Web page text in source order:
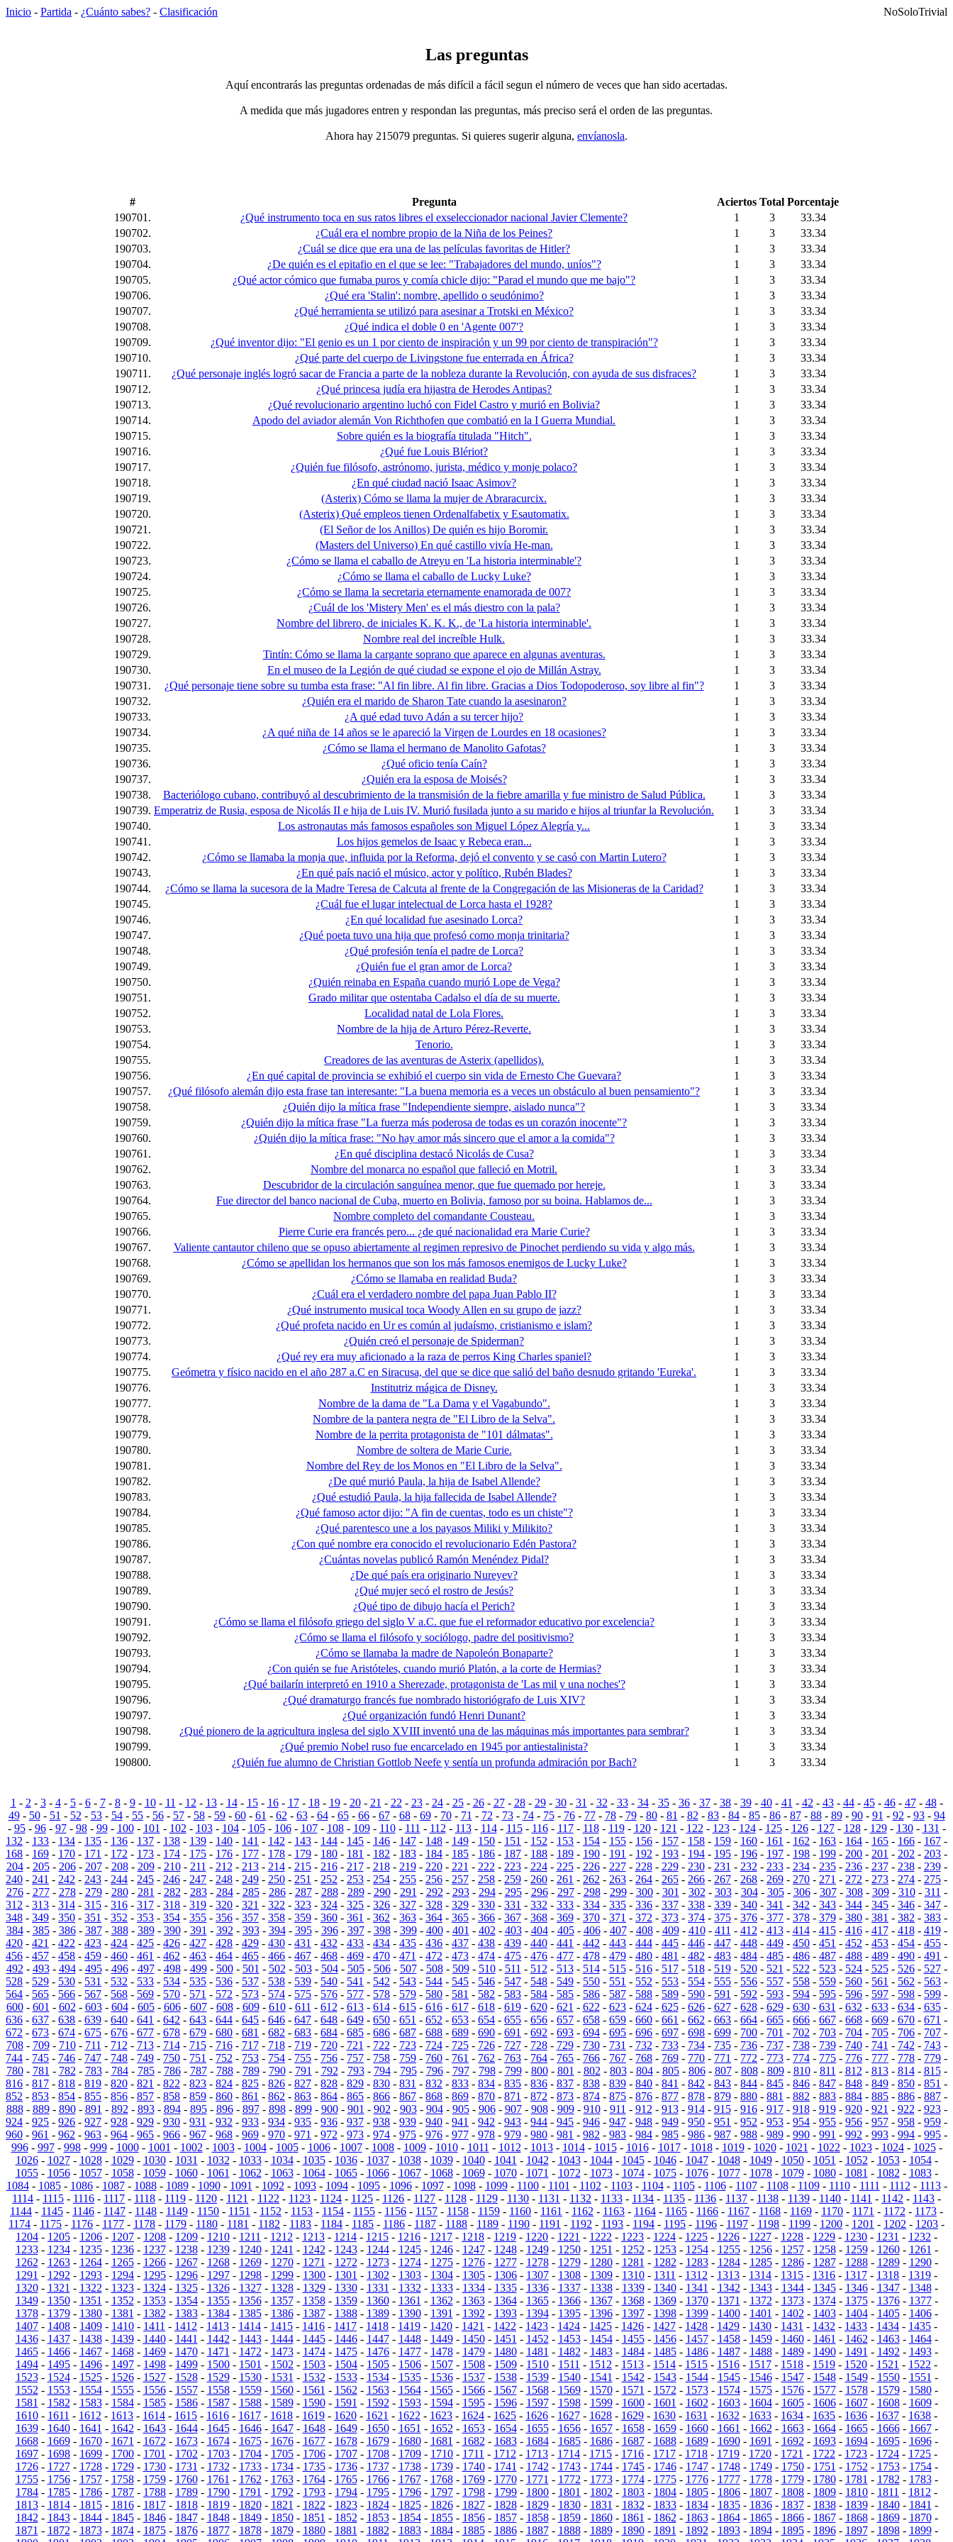
Inicio - Partida - ¿Cuánto sabes? - Clasificación NoSoloTrivial
Las preguntas
Aquí encontrarás las preguntas ordenadas de más difícil a fácil segun el número de veces que han sido acertadas.
A medida que más jugadores entren y respondan las preguntas, más preciso será el orden de las preguntas.
Ahora hay 215079 preguntas. Si quieres sugerir alguna, envíanosla.
# Pregunta Aciertos Total Porcentaje
190701.
¿Qué instrumento toca en sus ratos libres el exseleccionador nacional Javier Clemente? 1 3
33.34
190702.
¿Cuál era el nombre propio de la Niña de los Peines? 1 3
33.34
190703.
¿Cuál se dice que era una de las películas favoritas de Hitler? 1 3
33.34
190704.
¿De quién es el epitafio en el que se lee: "Trabajadores del mundo, uníos"? 1 3
33.34
190705.
¿Qué actor cómico que fumaba puros y comía chicle dijo: "Parad el mundo que me bajo"? 1 3
33.34
190706.
¿Qué era 'Stalin': nombre, apellido o seudónimo? 1 3
33.34
190707.
¿Qué herramienta se utilizó para asesinar a Trotski en México? 1 3
33.34
190708.
¿Qué indica el doble 0 en 'Agente 007'? 1 3
33.34
190709.
¿Qué inventor dijo: "El genio es un 1 por ciento de inspiración y un 99 por ciento de transpiración"? 1 3
33.34
190710.
¿Qué parte del cuerpo de Livingstone fue enterrada en África? 1 3
33.34
190711.
¿Qué personaje inglés logró sacar de Francia a parte de la nobleza durante la Revolución, con ayuda de sus disfraces? 1 3
33.34
190712.
¿Qué princesa judía era hijastra de Herodes Antipas? 1 3
33.34
190713.
¿Qué revolucionario argentino luchó con Fidel Castro y murió en Bolivia? 1 3
33.34
190714.
Apodo del aviador alemán Von Richthofen que combatió en la I Guerra Mundial. 1 3
33.34
190715.
Sobre quién es la biografía titulada "Hitch". 1 3
33.34
190716.
¿Qué fue Louis Blériot? 1 3
33.34
190717.
¿Quién fue filósofo, astrónomo, jurista, médico y monje polaco? 1 3
33.34
190718.
¿En qué ciudad nació Isaac Asimov? 1 3
33.34
190719.
(Asterix) Cómo se llama la mujer de Abraracurcix. 1 3
33.34
190720.
(Asterix) Qué empleos tienen Ordenalfabetix y Esautomatix. 1 3
33.34
190721.
(El Señor de los Anillos) De quién es hijo Boromir. 1 3
33.34
190722.
(Masters del Universo) En qué castillo vivía He-man. 1 3
33.34
190723.
¿Cómo se llama el caballo de Atreyu en 'La historia interminable'? 1 3
33.34
190724.
¿Cómo se llama el caballo de Lucky Luke? 1 3
33.34
190725.
¿Cómo se llama la secretaria eternamente enamorada de 007? 1 3
33.34
190726.
¿Cuál de los 'Mistery Men' es el más diestro con la pala? 1 3
33.34
190727.
Nombre del librero, de iniciales K. K. K., de 'La historia interminable'. 1 3
33.34
190728.
Nombre real del increíble Hulk. 1 3
33.34
190729.
Tintín: Cómo se llama la cargante soprano que aparece en algunas aventuras. 1 3
33.34
190730.
En el museo de la Legión de qué ciudad se expone el ojo de Millán Astray. 1 3
33.34
190731.
¿Qué personaje tiene sobre su tumba esta frase: "Al fin libre. Al fin libre. Gracias a Dios Todopoderoso, soy libre al fin"? 1 3
33.34
190732.
¿Quién era el marido de Sharon Tate cuando la asesinaron? 1 3
33.34
190733.
¿A qué edad tuvo Adán a su tercer hijo? 1 3
33.34
190734.
¿A qué niña de 14 años se le apareció la Virgen de Lourdes en 18 ocasiones? 1 3
33.34
190735.
¿Cómo se llama el hermano de Manolito Gafotas? 1 3
33.34
190736.
¿Qué oficio tenía Caín? 1 3
33.34
190737.
¿Quién era la esposa de Moisés? 1 3
33.34
190738.
Bacteriólogo cubano, contribuyó al descubrimiento de la transmisión de la fiebre amarilla y fue ministro de Salud Pública. 1 3
33.34
190739. Emperatriz de Rusia, esposa de Nicolás II e hija de Luis IV. Murió fusilada junto a su marido e hijos al triunfar la Revolución. 1 3
33.34
190740.
Los astronautas más famosos españoles son Miguel López Alegría y... 1 3
33.34
190741.
Los hijos gemelos de Isaac y Rebeca eran... 1 3
33.34
190742.
¿Cómo se llamaba la monja que, influida por la Reforma, dejó el convento y se casó con Martin Lutero? 1 3
33.34
190743.
¿En qué país nació el músico, actor y político, Rubén Blades? 1 3
33.34
190744.
¿Cómo se llama la sucesora de la Madre Teresa de Calcuta al frente de la Congregación de las Misioneras de la Caridad? 1 3
33.34
190745.
¿Cuál fue el lugar intelectual de Lorca hasta el 1928? 1 3
33.34
190746.
¿En qué localidad fue asesinado Lorca? 1 3
33.34
190747.
¿Qué poeta tuvo una hija que profesó como monja trinitaria? 1 3
33.34
190748.
¿Qué profesión tenía el padre de Lorca? 1 3
33.34
190749.
¿Quién fue el gran amor de Lorca? 1 3
33.34
190750.
¿Quién reinaba en España cuando murió Lope de Vega? 1 3
33.34
190751.
Grado militar que ostentaba Cadalso el día de su muerte. 1 3
33.34
190752.
Localidad natal de Lola Flores. 1 3
33.34
190753.
Nombre de la hija de Arturo Pérez-Reverte. 1 3
33.34
190754.
Tenorio. 1 3
33.34
190755.
Creadores de las aventuras de Asterix (apellidos). 1 3
33.34
190756.
¿En qué capital de provincia se exhibió el cuerpo sin vida de Ernesto Che Guevara? 1 3
33.34
190757.
¿Qué filósofo alemán dijo esta frase tan interesante: "La buena memoria es a veces un obstáculo al buen pensamiento"? 1 3
33.34
190758.
¿Quién dijo la mítica frase "Independiente siempre, aislado nunca"? 1 3
33.34
190759.
¿Quién dijo la mítica frase "La fuerza más poderosa de todas es un corazón inocente"? 1 3
33.34
190760.
¿Quién dijo la mítica frase: "No hay amor más sincero que el amor a la comida"? 1 3
33.34
190761.
¿En qué disciplina destacó Nicolás de Cusa? 1 3
33.34
190762.
Nombre del monarca no español que falleció en Motril. 1 3
33.34
190763.
Descubridor de la circulación sanguínea menor, que fue quemado por hereje. 1 3
33.34
190764.
Fue director del banco nacional de Cuba, muerto en Bolivia, famoso por su boina. Hablamos de... 1 3
33.34
190765.
Nombre completo del comandante Cousteau. 1 3
33.34
190766.
Pierre Curie era francés pero... ¿de qué nacionalidad era Marie Curie? 1 3
33.34
190767.
Valiente cantautor chileno que se opuso abiertamente al regimen represivo de Pinochet perdiendo su vida y algo más. 1 3
33.34
190768.
¿Cómo se apellidan los hermanos que son los más famosos enemigos de Lucky Luke? 1 3
33.34
190769.
¿Cómo se llamaba en realidad Buda? 1 3
33.34
190770.
¿Cuál era el verdadero nombre del papa Juan Pablo II? 1 3
33.34
190771.
¿Qué instrumento musical toca Woody Allen en su grupo de jazz? 1 3
33.34
190772.
¿Qué profeta nacido en Ur es común al judaísmo, cristianismo e islam? 1 3
33.34
190773.
¿Quién creó el personaje de Spiderman? 1 3
33.34
190774.
¿Qué rey era muy aficionado a la raza de perros King Charles spaniel? 1 3
33.34
190775.
Geómetra y físico nacido en el año 287 a.C en Siracusa, del que se dice que salió del baño desnudo gritando 'Eureka'. 1 3
33.34
190776.
Institutriz mágica de Disney. 1 3
33.34
190777.
Nombre de la dama de "La Dama y el Vagabundo". 1 3
33.34
190778.
Nombre de la pantera negra de "El Libro de la Selva". 1 3
33.34
190779.
Nombre de la perrita protagonista de "101 dálmatas". 1 3
33.34
190780.
Nombre de soltera de Marie Curie. 1 3
33.34
190781.
Nombre del Rey de los Monos en "El Libro de la Selva". 1 3
33.34
190782.
¿De qué murió Paula, la hija de Isabel Allende? 1 3
33.34
190783.
¿Qué estudió Paula, la hija fallecida de Isabel Allende? 1 3
33.34
190784.
¿Qué famoso actor dijo: "A fin de cuentas, todo es un chiste"? 1 3
33.34
190785.
¿Qué parentesco une a los payasos Miliki y Milikito? 1 3
33.34
190786.
¿Con qué nombre era conocido el revolucionario Edén Pastora? 1 3
33.34
190787.
¿Cuántas novelas publicó Ramón Menéndez Pidal? 1 3
33.34
190788.
¿De qué país era originario Nureyev? 1 3
33.34
190789.
¿Qué mujer secó el rostro de Jesús? 1 3
33.34
190790.
¿Qué tipo de dibujo hacía el Perich? 1 3
33.34
190791.
¿Cómo se llama el filósofo griego del siglo V a.C. que fue el reformador educativo por excelencia? 1 3
33.34
190792.
¿Cómo se llama el filósofo y sociólogo, padre del positivismo? 1 3
33.34
190793.
¿Cómo se llamaba la madre de Napoleón Bonaparte? 1 3
33.34
190794.
¿Con quién se fue Aristóteles, cuando murió Platón, a la corte de Hermias? 1 3
33.34
190795.
¿Qué bailarín interpretó en 1910 a Sherezade, protagonista de 'Las mil y una noches'? 1 3
33.34
190796.
¿Qué dramaturgo francés fue nombrado historiógrafo de Luis XIV? 1 3
33.34
190797.
¿Qué organización fundó Henri Dunant? 1 3
33.34
190798.
¿Qué pionero de la agricultura inglesa del siglo XVIII inventó una de las máquinas más importantes para sembrar? 1 3
33.34
190799.
¿Qué premio Nobel ruso fue encarcelado en 1945 por antiestalinista? 1 3
33.34
190800.
¿Quién fue alumno de Christian Gottlob Neefe y sentía un profunda admiración por Bach? 1 3 33.34
1 - 2 - 3- 4- 5- 6- 7- 8- 9- 10- 11 - 12 - 13- 14- 15- 16- 17- 18- 19- 20- 21 - 22 - 23- 24- 25- 26- 27- 28- 29- 30- 31 - 32 - 33- 34- 35- 36- 37- 38- 39- 40- 41 - 42 - 43- 44- 45- 46- 47- 48-
49- 50- 51 - 52 - 53- 54- 55- 56- 57- 58- 59- 60- 61 - 62 - 63- 64- 65- 66- 67- 68- 69- 70- 71 - 72 - 73- 74- 75- 76- 77- 78- 79- 80- 81 - 82 - 83- 84- 85- 86- 87- 88- 89- 90- 91 - 92 - 93- 94
- 95- 96- 97- 98- 99- 100- 101 - 102 - 103- 104- 105- 106- 107- 108- 109- 110- 111 - 112 - 113- 114- 115- 116- 117- 118- 119- 120- 121 - 122 - 123- 124- 125- 126- 127- 128- 129- 130- 131 -
132 - 133 - 134 - 135 - 136 - 137 - 138 - 139 - 140 - 141 - 142 - 143 - 144 - 145 - 146 - 147 - 148 - 149 - 150 - 151 - 152 - 153 - 154 - 155 - 156 - 157 - 158 - 159 - 160 - 161 - 162 - 163 - 164 - 165 - 166 - 167 -
168 - 169 - 170 - 171 - 172 - 173 - 174 - 175 - 176 - 177 - 178 - 179 - 180 - 181 - 182 - 183 - 184 - 185 - 186 - 187 - 188 - 189 - 190 - 191 - 192 - 193 - 194 - 195 - 196 - 197 - 198 - 199 - 200 - 201 - 202 - 203 -
204- 205- 206- 207- 208- 209- 210- 211 - 212 - 213- 214- 215- 216- 217- 218- 219- 220- 221 - 222 - 223- 224- 225- 226- 227- 228- 229- 230- 231 - 232 - 233- 234- 235- 236- 237- 238- 239-
240 - 241 - 242 - 243 - 244 - 245 - 246 - 247 - 248 - 249 - 250 - 251 - 252 - 253 - 254 - 255 - 256 - 257 - 258 - 259 - 260 - 261 - 262 - 263 - 264 - 265 - 266 - 267 - 268 - 269 - 270 - 271 - 272 - 273 - 274 - 275 -
276- 277- 278- 279- 280- 281 - 282 - 283- 284- 285- 286- 287- 288- 289- 290- 291 - 292 - 293- 294- 295- 296- 297- 298- 299- 300- 301 - 302 - 303- 304- 305- 306- 307- 308- 309- 310- 311 -
312 - 313 - 314 - 315 - 316 - 317 - 318 - 319 - 320 - 321 - 322 - 323 - 324 - 325 - 326 - 327 - 328 - 329 - 330 - 331 - 332 - 333 - 334 - 335 - 336 - 337 - 338 - 339 - 340 - 341 - 342 - 343 - 344 - 345 - 346 - 347 -
348 - 349 - 350 - 351 - 352 - 353 - 354 - 355 - 356 - 357 - 358 - 359 - 360 - 361 - 362 - 363 - 364 - 365 - 366 - 367 - 368 - 369 - 370 - 371 - 372 - 373 - 374 - 375 - 376 - 377 - 378 - 379 - 380 - 381 - 382 - 383 -
384- 385- 386- 387- 388- 389- 390- 391 - 392 - 393- 394- 395- 396- 397- 398- 399- 400- 401 - 402 - 403- 404- 405- 406- 407- 408- 409- 410- 411 - 412 - 413- 414- 415- 416- 417- 418- 419-
420 - 421 - 422 - 423 - 424 - 425 - 426 - 427 - 428 - 429 - 430 - 431 - 432 - 433 - 434 - 435 - 436 - 437 - 438 - 439 - 440 - 441 - 442 - 443 - 444 - 445 - 446 - 447 - 448 - 449 - 450 - 451 - 452 - 453 - 454 - 455 -
456 - 457 - 458 - 459 - 460 - 461 - 462 - 463 - 464 - 465 - 466 - 467 - 468 - 469 - 470 - 471 - 472 - 473 - 474 - 475 - 476 - 477 - 478 - 479 - 480 - 481 - 482 - 483 - 484 - 485 - 486 - 487 - 488 - 489 - 490 - 491 -
492 - 493- 494- 495- 496- 497- 498- 499- 500- 501 - 502 - 503- 504- 505- 506- 507- 508- 509- 510- 511 - 512 - 513- 514- 515- 516- 517- 518- 519- 520- 521 - 522 - 523- 524- 525- 526- 527-
528 - 529 - 530 - 531 - 532 - 533 - 534 - 535 - 536 - 537 - 538 - 539 - 540 - 541 - 542 - 543 - 544 - 545 - 546 - 547 - 548 - 549 - 550 - 551 - 552 - 553 - 554 - 555 - 556 - 557 - 558 - 559 - 560 - 561 - 562 - 563 -
564 - 565 - 566 - 567 - 568 - 569 - 570 - 571 - 572 - 573 - 574 - 575 - 576 - 577 - 578 - 579 - 580 - 581 - 582 - 583 - 584 - 585 - 586 - 587 - 588 - 589 - 590 - 591 - 592 - 593 - 594 - 595 - 596 - 597 - 598 - 599 -
600- 601 - 602 - 603- 604- 605- 606- 607- 608- 609- 610- 611 - 612 - 613- 614- 615- 616- 617- 618- 619- 620- 621 - 622 - 623- 624- 625- 626- 627- 628- 629- 630- 631 - 632 - 633- 634- 635-
636 - 637 - 638 - 639 - 640 - 641 - 642 - 643 - 644 - 645 - 646 - 647 - 648 - 649 - 650 - 651 - 652 - 653 - 654 - 655 - 656 - 657 - 658 - 659 - 660 - 661 - 662 - 663 - 664 - 665 - 666 - 667 - 668 - 669 - 670 - 671 -
672 - 673 - 674 - 675 - 676 - 677 - 678 - 679 - 680 - 681 - 682 - 683 - 684 - 685 - 686 - 687 - 688 - 689 - 690 - 691 - 692 - 693 - 694 - 695 - 696 - 697 - 698 - 699 - 700 - 701 - 702 - 703 - 704 - 705 - 706 - 707 -
708- 709- 710- 711 - 712 - 713- 714- 715- 716- 717- 718- 719- 720- 721 - 722 - 723- 724- 725- 726- 727- 728- 729- 730- 731 - 732 - 733- 734- 735- 736- 737- 738- 739- 740- 741 - 742 - 743-
744 - 745 - 746 - 747 - 748 - 749 - 750 - 751 - 752 - 753 - 754 - 755 - 756 - 757 - 758 - 759 - 760 - 761 - 762 - 763 - 764 - 765 - 766 - 767 - 768 - 769 - 770 - 771 - 772 - 773 - 774 - 775 - 776 - 777 - 778 - 779 -
780- 781 - 782 - 783- 784- 785- 786- 787- 788- 789- 790- 791 - 792 - 793- 794- 795- 796- 797- 798- 799- 800- 801 - 802 - 803- 804- 805- 806- 807- 808- 809- 810- 811 - 812 - 813- 814- 815-
816 - 817 - 818 - 819 - 820 - 821 - 822 - 823 - 824 - 825 - 826 - 827 - 828 - 829 - 830 - 831 - 832 - 833 - 834 - 835 - 836 - 837 - 838 - 839 - 840 - 841 - 842 - 843 - 844 - 845 - 846 - 847 - 848 - 849 - 850 - 851 -
852 - 853 - 854 - 855 - 856 - 857 - 858 - 859 - 860 - 861 - 862 - 863 - 864 - 865 - 866 - 867 - 868 - 869 - 870 - 871 - 872 - 873 - 874 - 875 - 876 - 877 - 878 - 879 - 880 - 881 - 882 - 883 - 884 - 885 - 886 - 887 -
888- 889- 890- 891 - 892 - 893- 894- 895- 896- 897- 898- 899- 900- 901 - 902 - 903- 904- 905- 906- 907- 908- 909- 910- 911 - 912 - 913- 914- 915- 916- 917- 918- 919- 920- 921 - 922 - 923-
924 - 925 - 926 - 927 - 928 - 929 - 930 - 931 - 932 - 933 - 934 - 935 - 936 - 937 - 938 - 939 - 940 - 941 - 942 - 943 - 944 - 945 - 946 - 947 - 948 - 949 - 950 - 951 - 952 - 953 - 954 - 955 - 956 - 957 - 958 - 959 -
960 - 961 - 962 - 963 - 964 - 965 - 966 - 967 - 968 - 969 - 970 - 971 - 972 - 973 - 974 - 975 - 976 - 977 - 978 - 979 - 980 - 981 - 982 - 983 - 984 - 985 - 986 - 987 - 988 - 989 - 990 - 991 - 992 - 993 - 994 - 995 -
996- 997- 998- 999- 1000- 1001 - 1002 - 1003- 1004- 1005- 1006- 1007- 1008- 1009- 1010- 1011 - 1012 - 1013- 1014- 1015- 1016- 1017- 1018- 1019- 1020- 1021 - 1022 - 1023- 1024- 1025-
1026- 1027- 1028- 1029- 1030- 1031 - 1032 - 1033- 1034- 1035- 1036- 1037- 1038- 1039- 1040- 1041 - 1042 - 1043- 1044- 1045- 1046- 1047- 1048- 1049- 1050- 1051 - 1052 - 1053- 1054-
1055- 1056- 1057- 1058- 1059- 1060- 1061 - 1062 - 1063- 1064- 1065- 1066- 1067- 1068- 1069- 1070- 1071 - 1072 - 1073- 1074- 1075- 1076- 1077- 1078- 1079- 1080- 1081 - 1082 - 1083-
1084- 1085- 1086- 1087- 1088- 1089- 1090- 1091 - 1092 - 1093- 1094- 1095- 1096- 1097- 1098- 1099- 1100- 1101 - 1102 - 1103- 1104- 1105- 1106- 1107- 1108- 1109- 1110- 1111 - 1112 - 1113-
1114 - 1115 - 1116 - 1117 - 1118 - 1119 - 1120 - 1121 - 1122 - 1123 - 1124 - 1125 - 1126 - 1127 - 1128 - 1129 - 1130 - 1131 - 1132 - 1133 - 1134 - 1135 - 1136 - 1137 - 1138 - 1139 - 1140 - 1141 - 1142 - 1143 -
1144 - 1145 - 1146 - 1147 - 1148 - 1149 - 1150 - 1151 - 1152 - 1153 - 1154 - 1155 - 1156 - 1157 - 1158 - 1159 - 1160 - 1161 - 1162 - 1163 - 1164 - 1165 - 1166 - 1167 - 1168 - 1169 - 1170 - 1171 - 1172 - 1173 -
1174 - 1175 - 1176 - 1177 - 1178 - 1179 - 1180 - 1181 - 1182 - 1183 - 1184 - 1185 - 1186 - 1187 - 1188 - 1189 - 1190 - 1191 - 1192 - 1193 - 1194 - 1195 - 1196 - 1197 - 1198 - 1199 - 1200 - 1201 - 1202 - 1203 -
1204 - 1205 - 1206 - 1207 - 1208 - 1209 - 1210 - 1211 - 1212 - 1213 - 1214 - 1215 - 1216 - 1217 - 1218 - 1219 - 1220 - 1221 - 1222 - 1223 - 1224 - 1225 - 1226 - 1227 - 1228 - 1229 - 1230 - 1231 - 1232 -
1233- 1234- 1235- 1236- 1237- 1238- 1239- 1240- 1241 - 1242 - 1243- 1244- 1245- 1246- 1247- 1248- 1249- 1250- 1251 - 1252 - 1253- 1254- 1255- 1256- 1257- 1258- 1259- 1260- 1261 -
1262 - 1263- 1264- 1265- 1266- 1267- 1268- 1269- 1270- 1271 - 1272 - 1273- 1274- 1275- 1276- 1277- 1278- 1279- 1280- 1281 - 1282 - 1283- 1284- 1285- 1286- 1287- 1288- 1289- 1290-
1291 - 1292 - 1293 - 1294 - 1295 - 1296 - 1297 - 1298 - 1299 - 1300 - 1301 - 1302 - 1303 - 1304 - 1305 - 1306 - 1307 - 1308 - 1309 - 1310 - 1311 - 1312 - 1313 - 1314 - 1315 - 1316 - 1317 - 1318 - 1319 -
1320- 1321 - 1322 - 1323- 1324- 1325- 1326- 1327- 1328- 1329- 1330- 1331 - 1332 - 1333- 1334- 1335- 1336- 1337- 1338- 1339- 1340- 1341 - 1342 - 1343- 1344- 1345- 1346- 1347- 1348-
1349- 1350- 1351 - 1352 - 1353- 1354- 1355- 1356- 1357- 1358- 1359- 1360- 1361 - 1362 - 1363- 1364- 1365- 1366- 1367- 1368- 1369- 1370- 1371 - 1372 - 1373- 1374- 1375- 1376- 1377-
1378- 1379- 1380- 1381 - 1382 - 1383- 1384- 1385- 1386- 1387- 1388- 1389- 1390- 1391 - 1392 - 1393- 1394- 1395- 1396- 1397- 1398- 1399- 1400- 1401 - 1402 - 1403- 1404- 1405- 1406-
1407 - 1408 - 1409 - 1410 - 1411 - 1412 - 1413 - 1414 - 1415 - 1416 - 1417 - 1418 - 1419 - 1420 - 1421 - 1422 - 1423 - 1424 - 1425 - 1426 - 1427 - 1428 - 1429 - 1430 - 1431 - 1432 - 1433 - 1434 - 1435 -
1436- 1437- 1438- 1439- 1440- 1441 - 1442 - 1443- 1444- 1445- 1446- 1447- 1448- 1449- 1450- 1451 - 1452 - 1453- 1454- 1455- 1456- 1457- 1458- 1459- 1460- 1461 - 1462 - 1463- 1464-
1465- 1466- 1467- 1468- 1469- 1470- 1471 - 1472 - 1473- 1474- 1475- 1476- 1477- 1478- 1479- 1480- 1481 - 1482 - 1483- 1484- 1485- 1486- 1487- 1488- 1489- 1490- 1491 - 1492 - 1493-
1494 - 1495 - 1496 - 1497 - 1498 - 1499 - 1500 - 1501 - 1502 - 1503 - 1504 - 1505 - 1506 - 1507 - 1508 - 1509 - 1510 - 1511 - 1512 - 1513 - 1514 - 1515 - 1516 - 1517 - 1518 - 1519 - 1520 - 1521 - 1522 -
1523- 1524- 1525- 1526- 1527- 1528- 1529- 1530- 1531 - 1532 - 1533- 1534- 1535- 1536- 1537- 1538- 1539- 1540- 1541 - 1542 - 1543- 1544- 1545- 1546- 1547- 1548- 1549- 1550- 1551 -
1552 - 1553- 1554- 1555- 1556- 1557- 1558- 1559- 1560- 1561 - 1562 - 1563- 1564- 1565- 1566- 1567- 1568- 1569- 1570- 1571 - 1572 - 1573- 1574- 1575- 1576- 1577- 1578- 1579- 1580-
1581 - 1582 - 1583- 1584- 1585- 1586- 1587- 1588- 1589- 1590- 1591 - 1592 - 1593- 1594- 1595- 1596- 1597- 1598- 1599- 1600- 1601 - 1602 - 1603- 1604- 1605- 1606- 1607- 1608- 1609-
1610 - 1611 - 1612 - 1613 - 1614 - 1615 - 1616 - 1617 - 1618 - 1619 - 1620 - 1621 - 1622 - 1623 - 1624 - 1625 - 1626 - 1627 - 1628 - 1629 - 1630 - 1631 - 1632 - 1633 - 1634 - 1635 - 1636 - 1637 - 1638 -
1639- 1640- 1641 - 1642 - 1643- 1644- 1645- 1646- 1647- 1648- 1649- 1650- 1651 - 1652 - 1653- 1654- 1655- 1656- 1657- 1658- 1659- 1660- 1661 - 1662 - 1663- 1664- 1665- 1666- 1667-
1668- 1669- 1670- 1671 - 1672 - 1673- 1674- 1675- 1676- 1677- 1678- 1679- 1680- 1681 - 1682 - 1683- 1684- 1685- 1686- 1687- 1688- 1689- 1690- 1691 - 1692 - 1693- 1694- 1695- 1696-
1697 - 1698 - 1699 - 1700 - 1701 - 1702 - 1703 - 1704 - 1705 - 1706 - 1707 - 1708 - 1709 - 1710 - 1711 - 1712 - 1713 - 1714 - 1715 - 1716 - 1717 - 1718 - 1719 - 1720 - 1721 - 1722 - 1723 - 1724 - 1725 -
1726- 1727- 1728- 1729- 1730- 1731 - 1732 - 1733- 1734- 1735- 1736- 1737- 1738- 1739- 1740- 1741 - 1742 - 1743- 1744- 1745- 1746- 1747- 1748- 1749- 1750- 1751 - 1752 - 1753- 1754-
1755- 1756- 1757- 1758- 1759- 1760- 1761 - 1762 - 1763- 1764- 1765- 1766- 1767- 1768- 1769- 1770- 1771 - 1772 - 1773- 1774- 1775- 1776- 1777- 1778- 1779- 1780- 1781 - 1782 - 1783-
1784 - 1785 - 1786 - 1787 - 1788 - 1789 - 1790 - 1791 - 1792 - 1793 - 1794 - 1795 - 1796 - 1797 - 1798 - 1799 - 1800 - 1801 - 1802 - 1803 - 1804 - 1805 - 1806 - 1807 - 1808 - 1809 - 1810 - 1811 - 1812 -
1813- 1814- 1815- 1816- 1817- 1818- 1819- 1820- 1821 - 1822 - 1823- 1824- 1825- 1826- 1827- 1828- 1829- 1830- 1831 - 1832 - 1833- 1834- 1835- 1836- 1837- 1838- 1839- 1840- 1841 -
1842 - 1843- 1844- 1845- 1846- 1847- 1848- 1849- 1850- 1851 - 1852 - 1853- 1854- 1855- 1856- 1857- 1858- 1859- 1860- 1861 - 1862 - 1863- 1864- 1865- 1866- 1867- 1868- 1869- 1870-
1871 - 1872 - 1873- 1874- 1875- 1876- 1877- 1878- 1879- 1880- 1881 - 1882 - 1883- 1884- 1885- 1886- 1887- 1888- 1889- 1890- 1891 - 1892 - 1893- 1894- 1895- 1896- 1897- 1898- 1899-